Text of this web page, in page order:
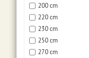
200 cm
220 cm
230 cm
250 cm
270 cm